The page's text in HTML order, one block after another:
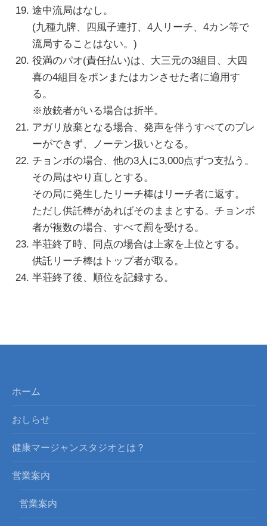
途中流局はなし。
(九種九牌、四風子連打、4人リーチ、4カン等で
流局することはない。)
役満のパオ(責任払い)は、大三元の3組目、大四
喜の4組目をポンまたはカンさせた者に適用す
る。
※放銃者がいる場合は折半。
アガリ放棄となる場合、発声を伴うすべてのプレ
ーができず、ノーテン扱いとなる。
チョンボの場合、他の3人に3,000点ずつ支払う。
その局はやり直しとする。
その局に発生したリーチ棒はリーチ者に返す。
ただし供託棒があればそのままとする。チョンボ
者が複数の場合、すべて罰を受ける。
半荘終了時、同点の場合は上家を上位とする。
供託リーチ棒はトップ者が取る。
半荘終了後、順位を記録する。
ホーム
おしらせ
健康マージャンスタジオとは？
営業案内
営業案内